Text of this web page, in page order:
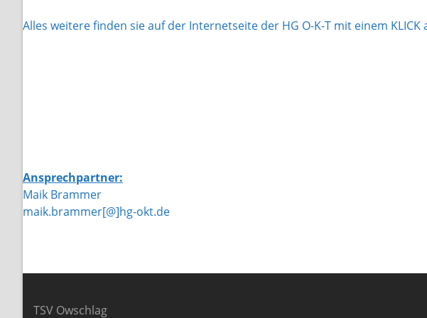
Alles weitere finden sie auf der Internetseite der HG O-K-T mit einem KLICK
Ansprechpartner:
Maik Brammer
maik.brammer[@]hg-okt.de
TSV Owschlag